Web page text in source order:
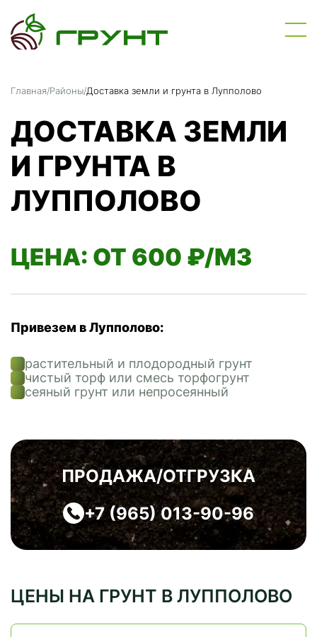
Главная/Районы/Доставка земли и грунта в Лупполово
ДОСТАВКА ЗЕМЛИ
И ГРУНТА В
ЛУППОЛОВО
ЦЕНА: ОТ 600 ₽/М3
Привезем в Лупполово:
растительный и плодородный грунт
чистый торф или смесь торфогрунт
сеяный грунт или непросеянный
ПРОДАЖА/ОТГРУЗКА
+7 (965) 013-90-96
ЦЕНЫ НА ГРУНТ В ЛУППОЛОВО